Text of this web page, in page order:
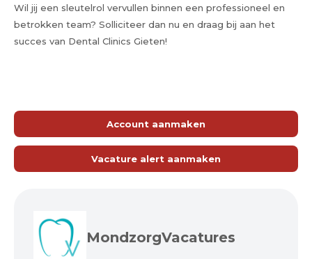
Wil jij een sleutelrol vervullen binnen een professioneel en
betrokken team? Solliciteer dan nu en draag bij aan het
succes van Dental Clinics Gieten!
Account aanmaken
Vacature alert aanmaken
MondzorgVacatures